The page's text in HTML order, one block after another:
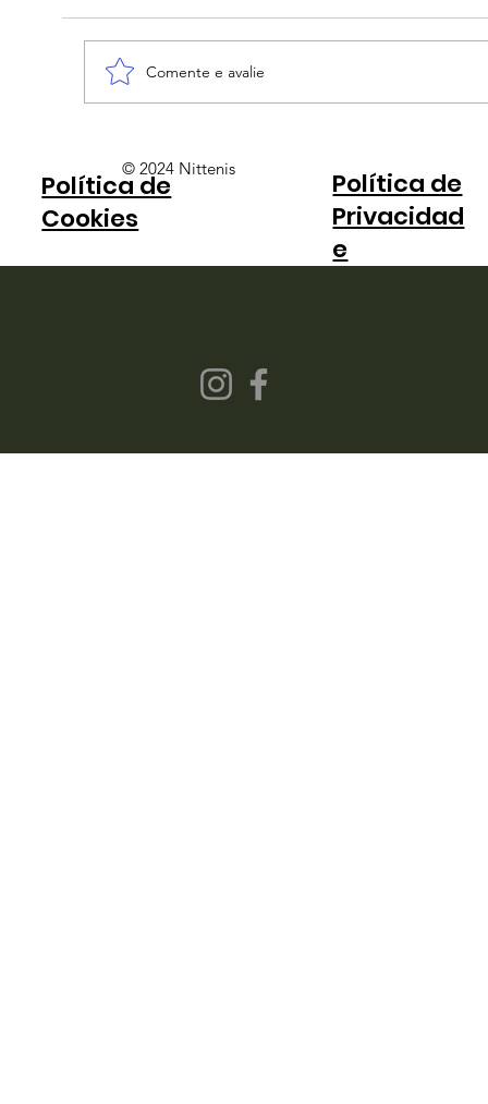
Bia Haddad anuncia pausa na
carreira e encerra a temporada
Comente e avalie
© 2024 Nittenis
Política de
Privacidad
e
Política de
Cookies